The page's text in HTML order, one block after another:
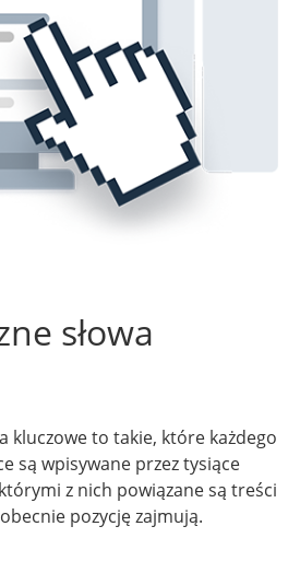
słowa
kluczowe to takie, które każdego
są wpisywane przez tysiące
z nich powiązane są treści
pozycję zajmują.